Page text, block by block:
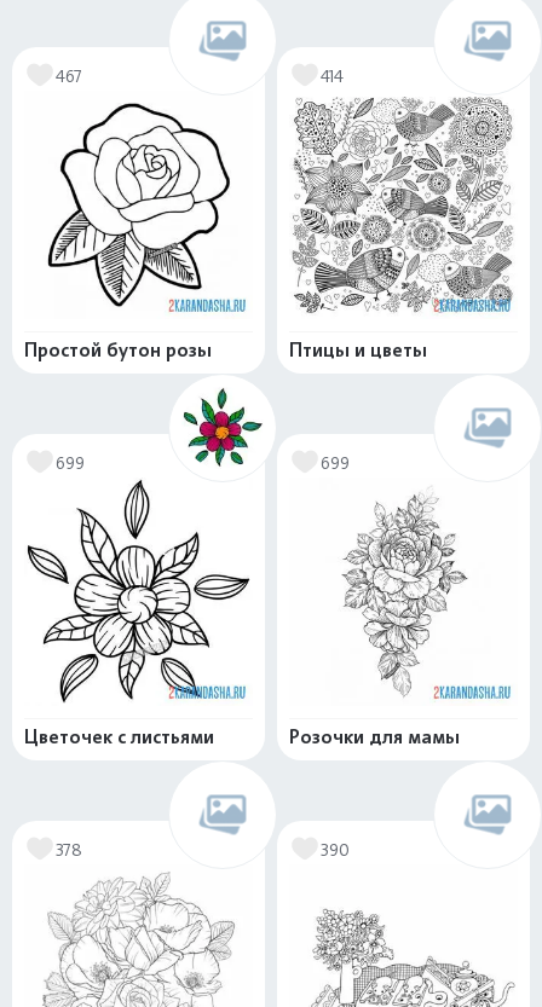
467
Простой бутон розы
414
Птицы и цветы
699
Цветочек с листьями
699
Розочки для мамы
378 390